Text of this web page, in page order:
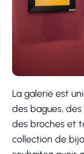
La galerie est
des bagues, des
des broches et
collection de